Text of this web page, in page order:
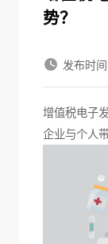
势？
发布时
增值税电子
企业与个人